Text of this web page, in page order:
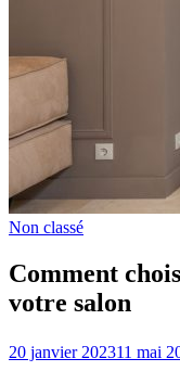
Non classé
Comment
votre salon
20 janvier 202311 mai